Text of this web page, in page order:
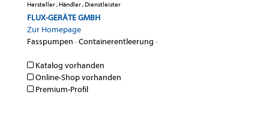
Hersteller , Händler , Dienstleister
FLUX-GERÄTE GMBH
Zur Homepage
Fasspumpen ·Containerentleerung ·
Katalog vorhanden
Online-Shop vorhanden
Premium-Profil